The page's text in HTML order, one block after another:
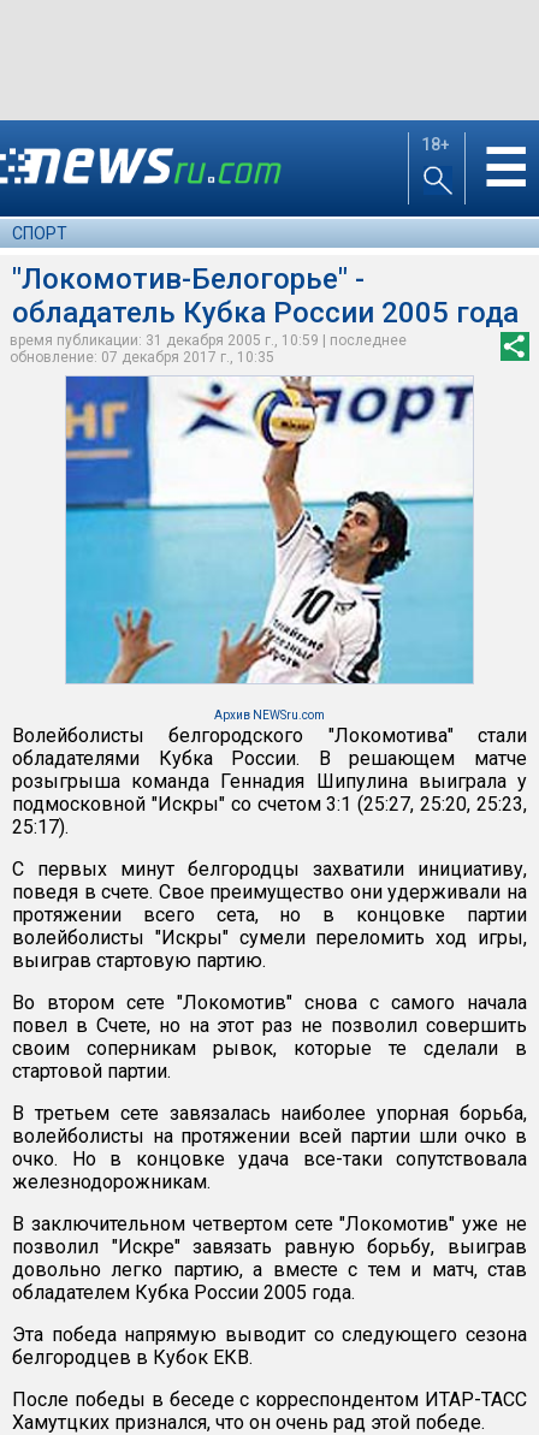
18+ ☰
СПОРТ
"Локомотив-Белогорье" -
обладатель Кубка России 2005 года
время публикации: 31 декабря 2005 г., 10:59 | последнее
обновление: 07 декабря 2017 г., 10:35
Архив NEWSru.com
Волейболисты белгородского "Локомотива" стали
обладателями Кубка России. В решающем матче
розыгрыша команда Геннадия Шипулина выиграла у
подмосковной "Искры" со счетом 3:1 (25:27, 25:20, 25:23,
25:17).
С первых минут белгородцы захватили инициативу,
поведя в счете. Свое преимущество они удерживали на
протяжении всего сета, но в концовке партии
волейболисты "Искры" сумели переломить ход игры,
выиграв стартовую партию.
Во втором сете "Локомотив" снова с самого начала
повел в Счете, но на этот раз не позволил совершить
своим соперникам рывок, которые те сделали в
стартовой партии.
В третьем сете завязалась наиболее упорная борьба,
волейболисты на протяжении всей партии шли очко в
очко. Но в концовке удача все-таки сопутствовала
железнодорожникам.
В заключительном четвертом сете "Локомотив" уже не
позволил "Искре" завязать равную борьбу, выиграв
довольно легко партию, а вместе с тем и матч, став
обладателем Кубка России 2005 года.
Эта победа напрямую выводит со следующего сезона
белгородцев в Кубок ЕКВ.
После победы в беседе с корреспондентом ИТАР-ТАСС
Хамутцких признался, что он очень рад этой победе.